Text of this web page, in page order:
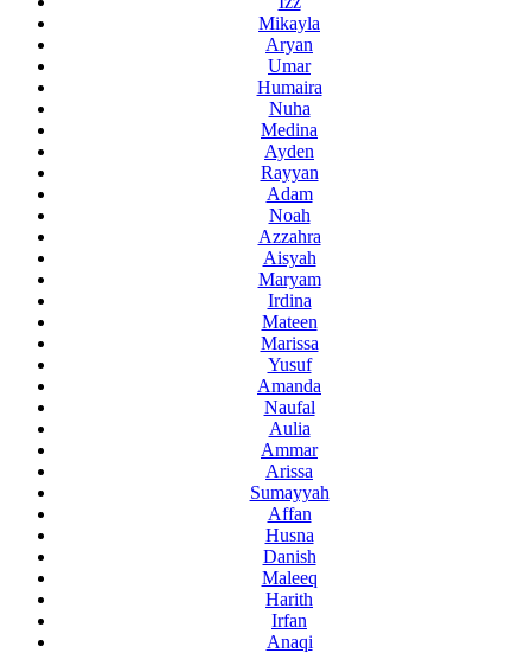
Mikayla
Aryan
Umar
Humaira
Nuha
Medina
Ayden
Rayyan
Adam
Noah
Azzahra
Aisyah
Maryam
Irdina
Mateen
Marissa
Yusuf
Amanda
Naufal
Aulia
Ammar
Arissa
Sumayyah
Affan
Husna
Danish
Maleeq
Harith
Irfan
Anaqi